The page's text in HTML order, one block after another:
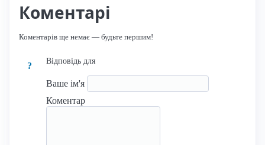
Коментарі
Коментарів ще немає — будьте першим!
?
Відповідь для
Ваше ім'я
Коментар